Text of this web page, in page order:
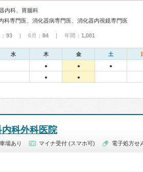
内科、胃腸科
科専門医、消化器病専門医、消化器内視鏡専門医
93 | 6月： 84 | 年間： 1,081
水 木 金 土
● ● ●
● ●
科外科医院
場あり マイナ受付 (スマホ可) 電子処方せ